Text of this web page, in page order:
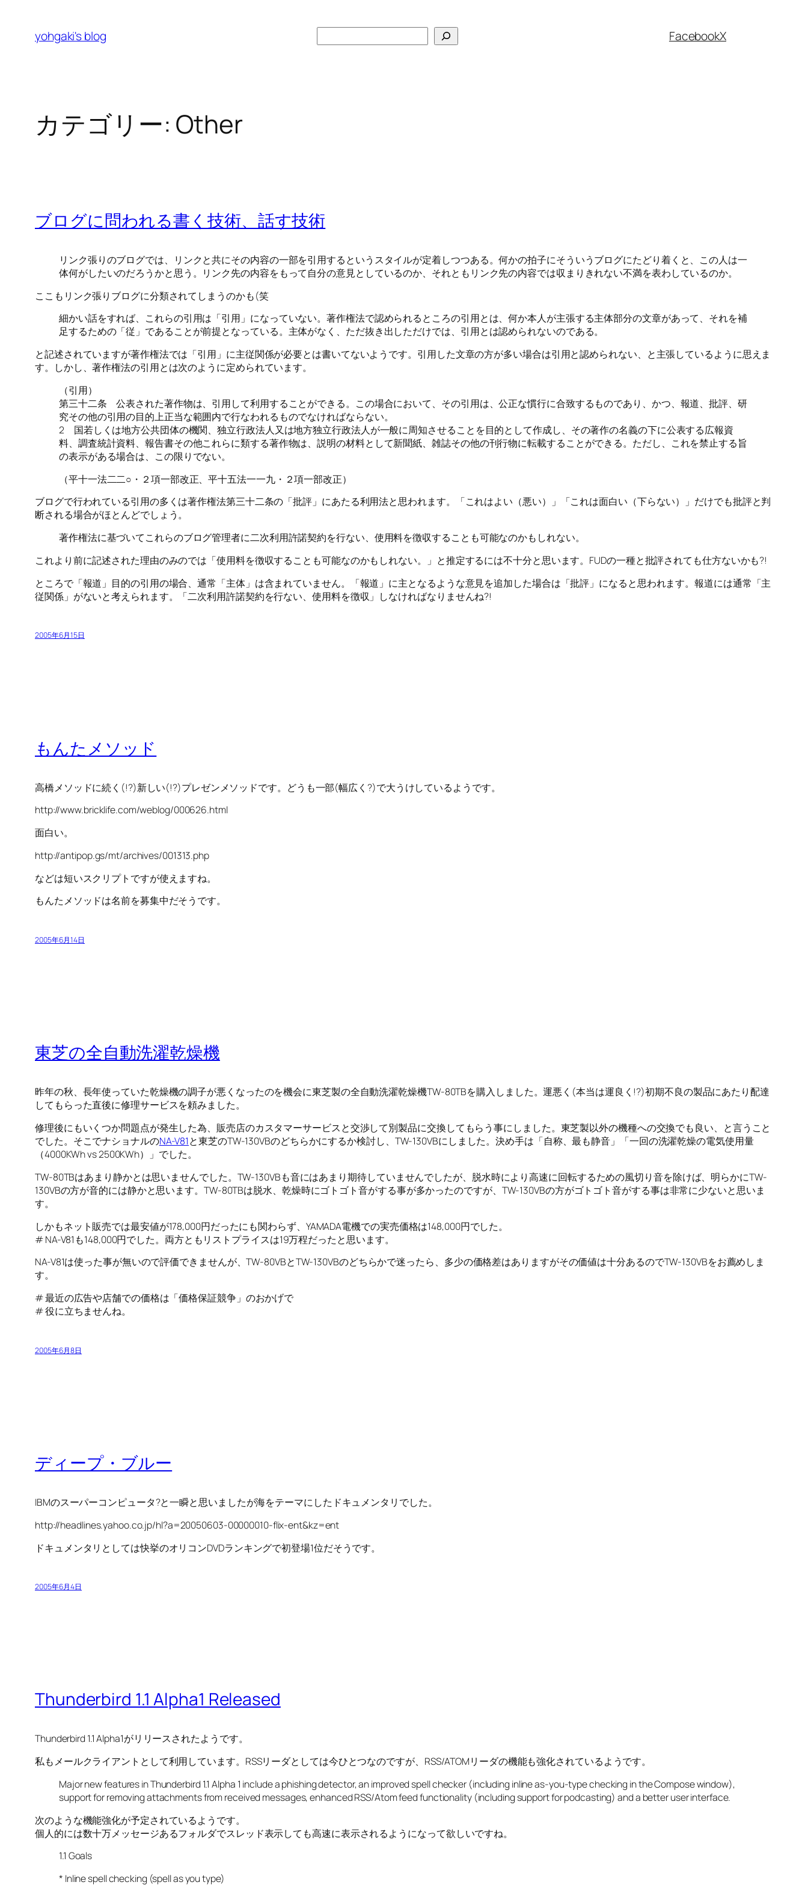
yohgaki's blog
索
FacebookX
カテゴリー: Other
ブログに問われる書く技術、話す技術
リンク張りのブログでは、リンクと共にその内容の一部を引用するというスタイルが定着しつつある。何かの拍子にそういうブログにたどり着くと、この人は一
体何がしたいのだろうかと思う。リンク先の内容をもって自分の意見としているのか、それともリンク先の内容では収まりきれない不満を表わしているのか。
ここもリンク張りブログに分類されてしまうのかも(笑
細かい話をすれば、これらの引用は「引用」になっていない。著作権法で認められるところの引用とは、何か本人が主張する主体部分の文章があって、それを補
足するための「従」であることが前提となっている。主体がなく、ただ抜き出しただけでは、引用とは認められないのである。
と記述されていますが著作権法では「引用」に主従関係が必要とは書いてないようです。引用した文章の方が多い場合は引用と認められない、と主張しているように思えま
す。しかし、著作権法の引用とは次のように定められています。
（引用）
第三十二条 公表された著作物は、引用して利用することができる。この場合において、その引用は、公正な慣行に合致するものであり、かつ、報道、批評、研
究その他の引用の目的上正当な範囲内で行なわれるものでなければならない。
2 国若しくは地方公共団体の機関、独立行政法人又は地方独立行政法人が一般に周知させることを目的として作成し、その著作の名義の下に公表する広報資
料、調査統計資料、報告書その他これらに類する著作物は、説明の材料として新聞紙、雑誌その他の刊行物に転載することができる。ただし、これを禁止する旨
の表示がある場合は、この限りでない。
（平十一法二二○・２項一部改正、平十五法一一九・２項一部改正）
ブログで行われている引用の多くは著作権法第三十二条の「批評」にあたる利用法と思われます。「これはよい（悪い）」「これは面白い（下らない）」だけでも批評と判
断される場合がほとんどでしょう。
著作権法に基づいてこれらのブログ管理者に二次利用許諾契約を行ない、使用料を徴収することも可能なのかもしれない。
これより前に記述された理由のみのでは「使用料を徴収することも可能なのかもしれない。」と推定するには不十分と思います。FUDの一種と批評されても仕方ないかも?!
ところで「報道」目的の引用の場合、通常「主体」は含まれていません。「報道」に主となるような意見を追加した場合は「批評」になると思われます。報道には通常「主
従関係」がないと考えられます。「二次利用許諾契約を行ない、使用料を徴収」しなければなりませんね?!
2005年6月15日
もんたメソッド
高橋メソッドに続く(!?)新しい(!?)プレゼンメソッドです。どうも一部(幅広く?)で大うけしているようです。
http://www.bricklife.com/weblog/000626.html
面白い。
http://antipop.gs/mt/archives/001313.php
などは短いスクリプトですが使えますね。
もんたメソッドは名前を募集中だそうです。
2005年6月14日
東芝の全自動洗濯乾燥機
昨年の秋、長年使っていた乾燥機の調子が悪くなったのを機会に東芝製の全自動洗濯乾燥機TW-80TBを購入しました。運悪く(本当は運良く!?)初期不良の製品にあたり配達
してもらった直後に修理サービスを頼みました。
修理後にもいくつか問題点が発生した為、販売店のカスタマーサービスと交渉して別製品に交換してもらう事にしました。東芝製以外の機種への交換でも良い、と言うこと
でした。そこでナショナルのNA-V81と東芝のTW-130VBのどちらかにするか検討し、TW-130VBにしました。決め手は「自称、最も静音」「一回の洗濯乾燥の電気使用量
（4000KWh vs 2500KWh）」でした。
TW-80TBはあまり静かとは思いませんでした。TW-130VBも音にはあまり期待していませんでしたが、脱水時により高速に回転するための風切り音を除けば、明らかにTW-
130VBの方が音的には静かと思います。TW-80TBは脱水、乾燥時にゴトゴト音がする事が多かったのですが、TW-130VBの方がゴトゴト音がする事は非常に少ないと思いま
す。
しかもネット販売では最安値が178,000円だったにも関わらず、YAMADA電機での実売価格は148,000円でした。
# NA-V81も148,000円でした。両方ともリストプライスは19万程だったと思います。
NA-V81は使った事が無いので評価できませんが、TW-80VBとTW-130VBのどちらかで迷ったら、多少の価格差はありますがその価値は十分あるのでTW-130VBをお薦めしま
す。
# 最近の広告や店舗での価格は「価格保証競争」のおかげで
# 役に立ちませんね。
2005年6月8日
ディープ・ブルー
IBMのスーパーコンピュータ?と一瞬と思いましたが海をテーマにしたドキュメンタリでした。
http://headlines.yahoo.co.jp/hl?a=20050603-00000010-flix-ent&kz=ent
ドキュメンタリとしては快挙のオリコンDVDランキングで初登場1位だそうです。
2005年6月4日
Thunderbird 1.1 Alpha1 Released
Thunderbird 1.1 Alpha1がリリースされたようです。
私もメールクライアントとして利用しています。RSSリーダとしては今ひとつなのですが、RSS/ATOMリーダの機能も強化されているようです。
Major new features in Thunderbird 1.1 Alpha 1 include a phishing detector, an improved spell checker (including inline as-you-type checking in the Compose window),
support for removing attachments from received messages, enhanced RSS/Atom feed functionality (including support for podcasting) and a better user interface.
次のような機能強化が予定されているようです。
個人的には数十万メッセージあるフォルダでスレッド表示しても高速に表示されるようになって欲しいですね。
1.1 Goals
* Inline spell checking (spell as you type)